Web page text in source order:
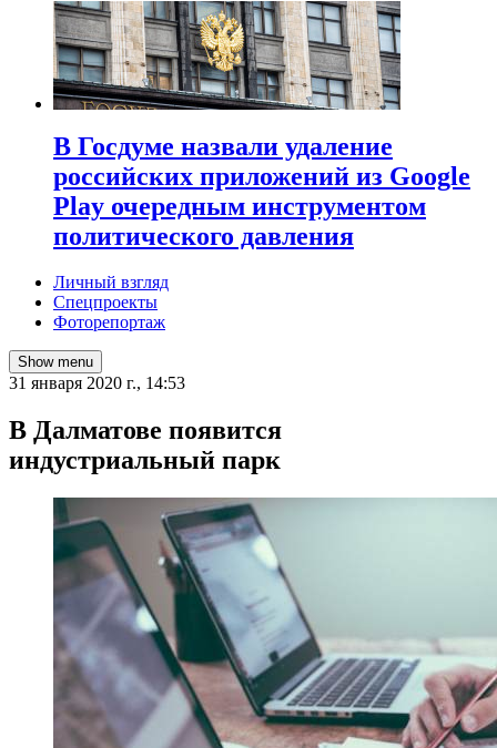
В Госдуме назвали удаление
российских приложений из Google
Play очередным инструментом
политического давления
Личный взгляд
Спецпроекты
Фоторепортаж
Show menu
31 января 2020 г., 14:53
В Далматове появится
индустриальный парк